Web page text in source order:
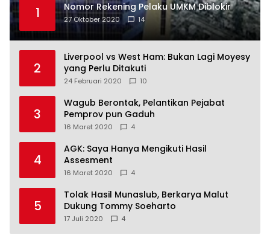
1 Nomor Rekening Pelaku UMKM Diblokir
27 Oktober 2020 14
2
Liverpool vs West Ham: Bukan Lagi Moyesy
yang Perlu Ditakuti
24 Februari 2020 10
3
Wagub Berontak, Pelantikan Pejabat
Pemprov pun Gaduh
16 Maret 2020 4
4
AGK: Saya Hanya Mengikuti Hasil
Assesment
16 Maret 2020 4
5
Tolak Hasil Munaslub, Berkarya Malut
Dukung Tommy Soeharto
17 Juli 2020 4